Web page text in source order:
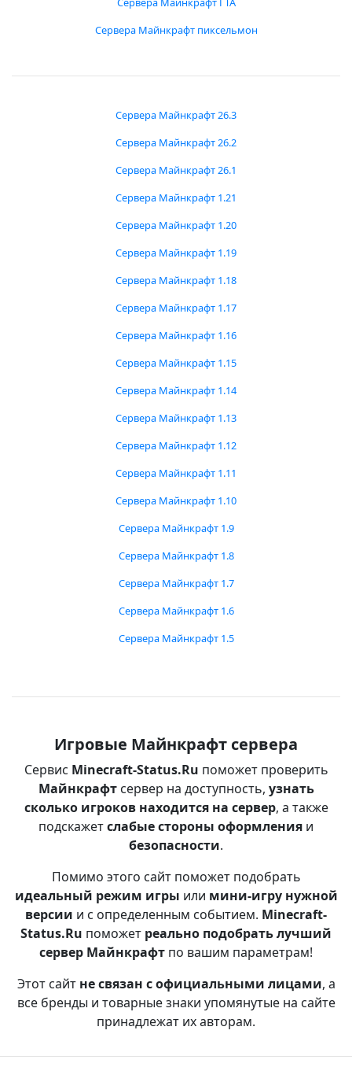
Сервера Майнкрафт пиксельмон
Сервера Майнкрафт 26.3
Сервера Майнкрафт 26.2
Сервера Майнкрафт 26.1
Сервера Майнкрафт 1.21
Сервера Майнкрафт 1.20
Сервера Майнкрафт 1.19
Сервера Майнкрафт 1.18
Сервера Майнкрафт 1.17
Сервера Майнкрафт 1.16
Сервера Майнкрафт 1.15
Сервера Майнкрафт 1.14
Сервера Майнкрафт 1.13
Сервера Майнкрафт 1.12
Сервера Майнкрафт 1.11
Сервера Майнкрафт 1.10
Сервера Майнкрафт 1.9
Сервера Майнкрафт 1.8
Сервера Майнкрафт 1.7
Сервера Майнкрафт 1.6
Сервера Майнкрафт 1.5
Игровые Майнкрафт сервера
Сервис Minecraft-Status.Ru поможет проверить
Майнкрафтсервер на доступность, узнать
сколько игроков находится на сервер, а также
подскажетслабые стороны оформления и
безопасности.
Помимо этого сайт поможет подобрать
идеальный режим игры или мини-игру нужной
версии и с определенным событием. Minecraft-
Status.Ru поможет реально подобрать лучший
сервер Майнкрафт по вашим параметрам!
Этот сайт не связан с официальными лицами, а
все бренды и товарные знаки упомянутые на сайте
принадлежат их авторам.